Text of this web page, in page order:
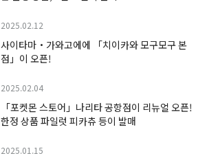
2025.02.12
사이타마・가와고에에 「치이카와 모구모구 본
점」이 오픈!
2025.02.04
「포켓몬 스토어」나리타 공항점이 리뉴얼 오픈!
한정 상품 파일럿 피카츄 등이 발매
2025.01.15